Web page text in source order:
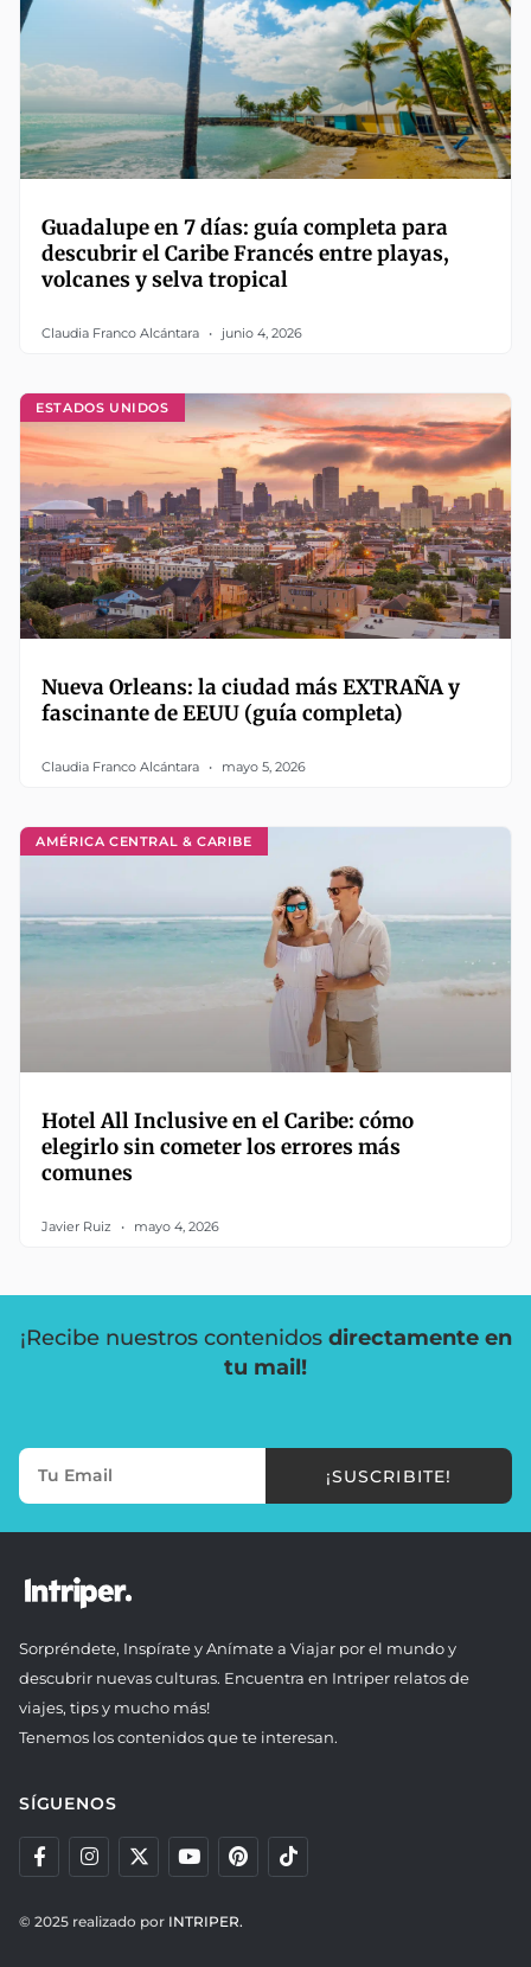
Guadalupe en 7 días: guía completa para
descubrir el Caribe Francés entre playas,
volcanes y selva tropical
Claudia Franco Alcántara junio 4, 2026
ESTADOS UNIDOS
Nueva Orleans: la ciudad más EXTRAÑA y
fascinante de EEUU (guía completa)
Claudia Franco Alcántara mayo 5, 2026
AMÉRICA CENTRAL & CARIBE
Hotel All Inclusive en el Caribe: cómo
elegirlo sin cometer los errores más
comunes
Javier Ruiz mayo 4, 2026
¡Recibe nuestros contenidos directamente en
tu mail!
¡SUSCRIBITE!
Sorpréndete, Inspírate y Anímate a Viajar por el mundo y
descubrir nuevas culturas. Encuentra en Intriper relatos de
viajes, tips y mucho más!
Tenemos los contenidos que te interesan.
SÍGUENOS
© 2025 realizado por INTRIPER.